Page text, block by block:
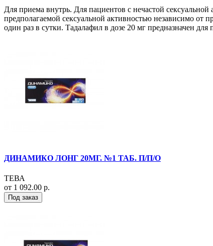
Для приема внутрь. Для пациентов с нечастой
предполагаемой сексуальной активностью независимо от
один раз в сутки. Тадалафил в дозе 20 мг предназначен
ДИНАМИКО ЛОНГ 20МГ. №1 ТАБ. П/П/О
ТЕВА
от 1 092.00 р.
Под заказ